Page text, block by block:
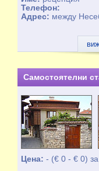
Телефон:
Адрес: между
Самостоятелни
Цена:- (€ 0 - € 0)